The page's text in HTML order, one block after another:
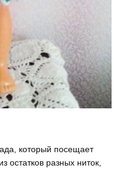
который посещает
остатков разных ниток,